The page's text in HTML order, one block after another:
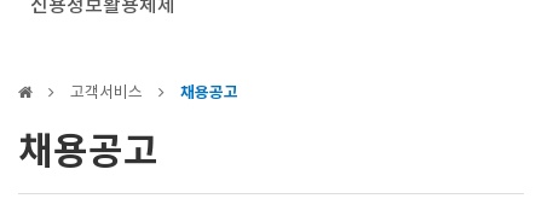
고객서비스 채용공고
채용공고